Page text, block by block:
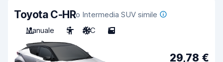
Toyota C-HRo Intermedia SUV simile
Manuale
5 A/C 5
29,78 €